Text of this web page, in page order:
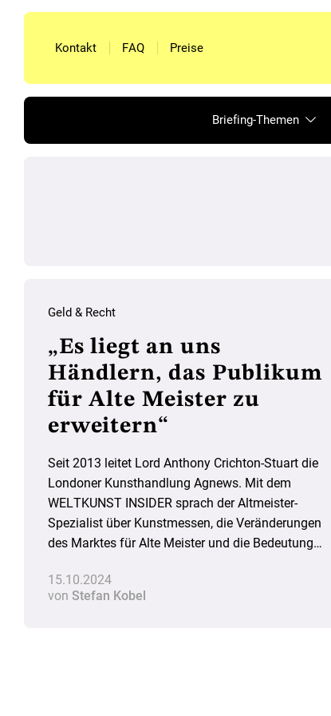
Kontakt FAQ Preise
Briefing-Themen
Geld & Recht
„Es liegt an uns
Händlern, das Publikum
für Alte Meister zu
erweitern“
Seit 2013 leitet Lord Anthony Crichton-Stuart die
Londoner Kunsthandlung Agnews. Mit dem
WELTKUNST INSIDER sprach der Altmeister-
Spezialist über Kunstmessen, die Veränderungen
des Marktes für Alte Meister und die Bedeutung
15.10.2024
von Stefan Kobel